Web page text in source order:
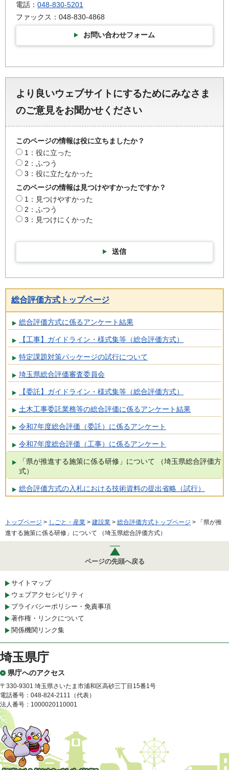
電話： 048-830-5201
ファックス：048-830-4868
お問い合わせフォーム
より良いウェブサイトにするためにみなさま
のご意見をお聞かせください
このページの情報は役に立ちましたか？
1：役に立った
2：ふつう
3：役に立たなかった
このページの情報は見つけやすかったですか？
1：見つけやすかった
2：ふつう
3：見つけにくかった
送信
総合評価方式トップページ
総合評価方式に係るアンケート結果
【工事】ガイドライン・様式集等（総合評価方式）
特定課題対策パッケージの試行について
埼玉県総合評価審査委員会
【委託】ガイドライン・様式集等（総合評価方式）
土木工事委託業務等の総合評価に係るアンケート結果
令和7年度総合評価（委託）に係るアンケート
令和7年度総合評価（工事）に係るアンケート
「県が推進する施策に係る研修」について （埼玉県総合評価方
式）
総合評価方式の入札における技術資料の提出省略（試行）
トップページ > しごと・産業 > 建設業 > 総合評価方式トップページ > 「県が推
進する施策に係る研修」について （埼玉県総合評価方式）
ページの先頭へ戻る
サイトマップ
ウェブアクセシビリティ
プライバシーポリシー・免責事項
著作権・リンクについて
関係機関リンク集
埼玉県庁
県庁へのアクセス
〒330-9301 埼玉県さいたま市浦和区高砂三丁目15番1号
電話番号：048-824-2111（代表）
法人番号：1000020110001